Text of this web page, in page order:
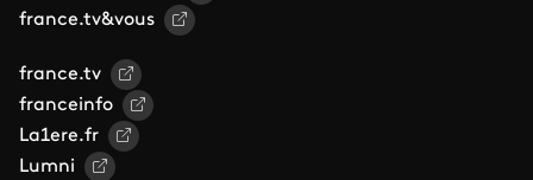
france.tv&vous
france.tv
franceinfo
La1ere.fr
Lumni